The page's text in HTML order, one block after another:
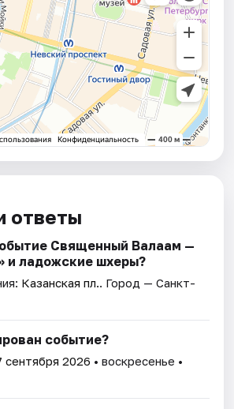
ответы
Священный Валаам —
и ладожские шхеры?
Казанская пл.. Город — Санкт-
событие?
сентября 2026 • воскресенье •